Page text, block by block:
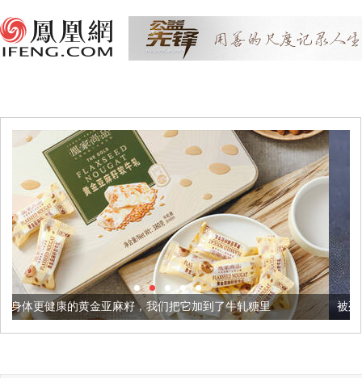
籽，我们把它加到了牛轧糖里 被列入佛家七宝的它到底